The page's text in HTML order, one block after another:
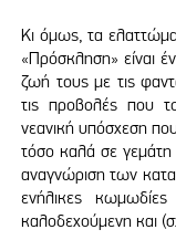
Κι όμως, τα
«Πρόσκληση» είναι
ζωή τους με τις
τις προβολές που
νεανική υπόσχεση
τόσο καλά σε γεμάτη
αναγνώριση των
ενήλικες
καλοδεχούμενη και